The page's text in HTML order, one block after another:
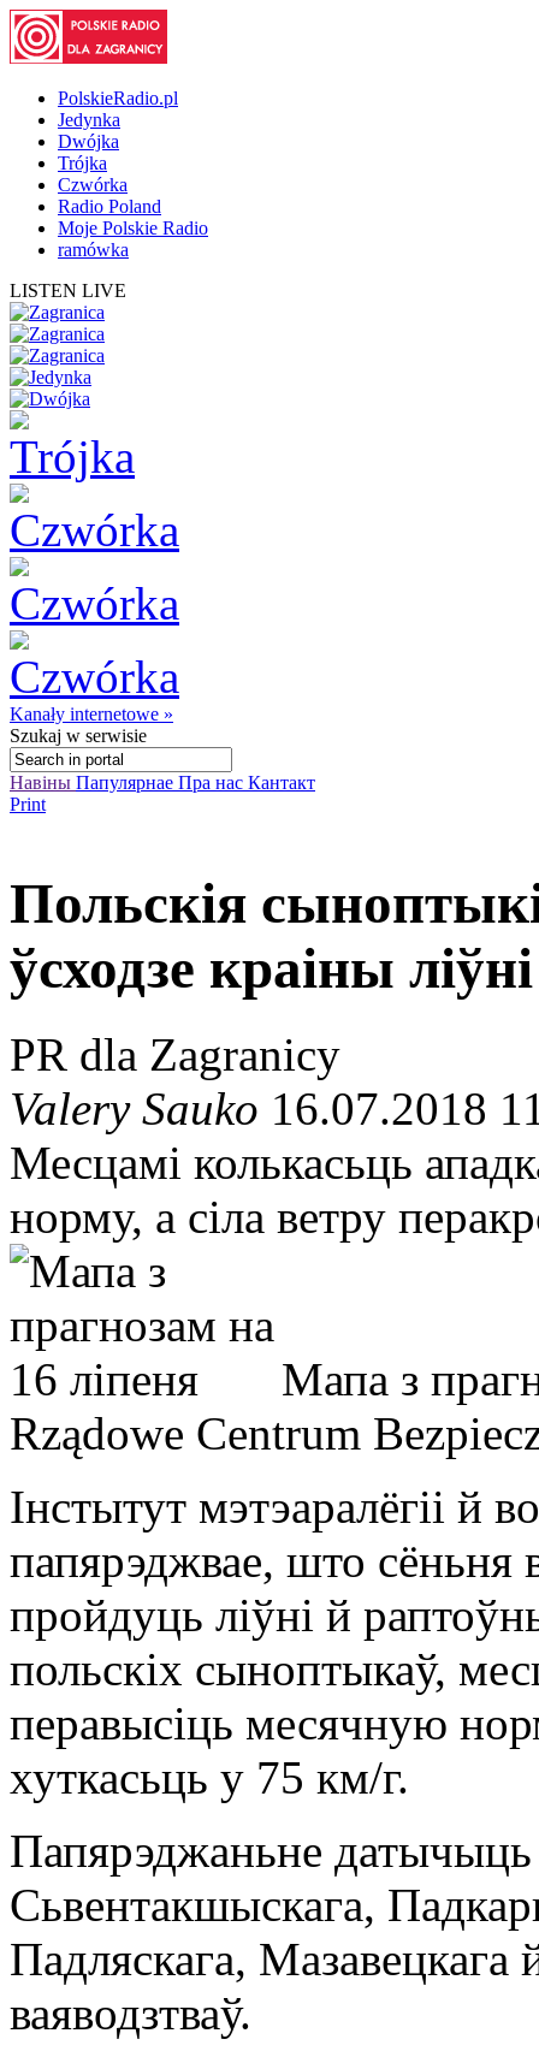
PolskieRadio.pl
Jedynka
Dwójka
Trójka
Czwórka
Radio Poland
Moje Polskie Radio
ramówka
LISTEN LIVE
Kanały internetowe »
Szukaj w serwisie
Навіны Папулярнае Пра нас Кантакт
Print
Польскія
ўсходзе краіны
PR dla Zagranicy
Valery Sauko 16.07.2018
Месцамі колькасьць
норму, а сіла ветру
Мапа з
Rządowe Centrum
Інстытут мэтэаралёгіі й
папярэджвае, што сёньня
пройдуць ліўні й
польскіх сыноптыкаў,
перавысіць месячную
хуткасьць у 75 км/г.
Папярэджаньне
Сьвентакшыскага,
Падляскага, Мазавецкага
ваяводзтваў.